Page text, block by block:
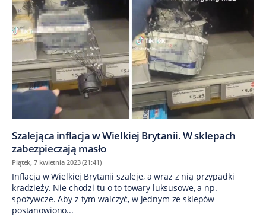
Szalejąca inflacja w Wielkiej Brytanii. W sklepach
zabezpieczają masło
Piątek, 7 kwietnia 2023 (21:41)
Inflacja w Wielkiej Brytanii szaleje, a wraz z nią przypadki
kradzieży. Nie chodzi tu o to towary luksusowe, a np.
spożywcze. Aby z tym walczyć, w jednym ze sklepów
postanowiono...